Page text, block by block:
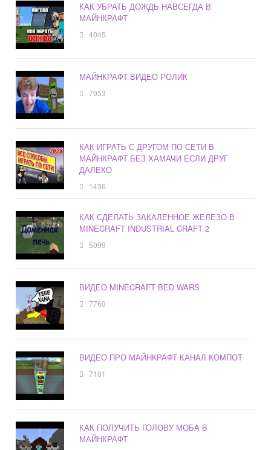
КАК УБРАТЬ ДОЖДЬ НАВСЕГДА В
МАЙНКРАФТ
4045
МАЙНКРАФТ ВИДЕО РОЛИК
7953
КАК ИГРАТЬ С ДРУГОМ ПО СЕТИ В
МАЙНКРАФТ БЕЗ ХАМАЧИ ЕСЛИ ДРУГ
ДАЛЕКО
1436
КАК СДЕЛАТЬ ЗАКАЛЕННОЕ ЖЕЛЕЗО В
MINECRAFT INDUSTRIAL CRAFT 2
5099
ВИДЕО MINECRAFT BED WARS
7760
ВИДЕО ПРО МАЙНКРАФТ КАНАЛ КОМПОТ
7101
КАК ПОЛУЧИТЬ ГОЛОВУ МОБА В
МАЙНКРАФТ